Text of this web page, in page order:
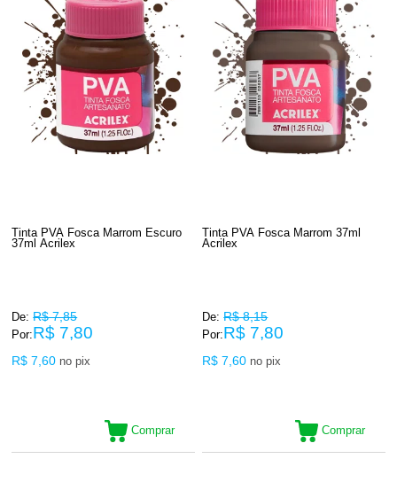
Tinta PVA Fosca Marrom Escuro
37ml Acrilex
De: R$ 7,85
Por:R$ 7,80
R$ 7,60 no pix
Comprar
Tinta PVA Fosca Marrom 37ml
Acrilex
De: R$ 8,15
Por:R$ 7,80
R$ 7,60 no pix
Comprar